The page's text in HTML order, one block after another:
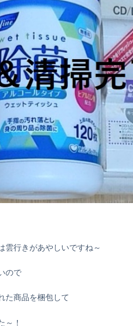
雲行きがあやしいですね～
ので
た商品を梱包して
～！